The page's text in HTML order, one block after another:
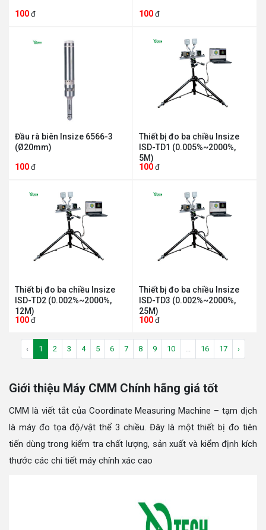
100 đ 100 đ
Đầu rà biên Insize 6566-3
(Ø20mm)
100 đ
Thiết bị đo ba chiều Insize
ISD-TD1 (0.005%~2000%,
5M)
100 đ
Thiết bị đo ba chiều Insize
ISD-TD2 (0.002%~2000%,
12M)
100 đ
Thiết bị đo ba chiều Insize
ISD-TD3 (0.002%~2000%,
25M)
100 đ
‹ 1 2 3 4 5 6 7 8 9 10 16 17 ›
Giới thiệu Máy CMM Chính hãng giá tốt
CMM là viết tắt của Coordinate Measuring Machine – tạm dịch
là máy đo tọa độ/vật thể 3 chiều. Đây là một thiết bị đo tiên
tiến dùng trong kiểm tra chất lượng, sản xuất và kiểm định kích
thước các chi tiết máy chính xác cao